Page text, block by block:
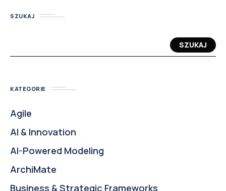
SZUKAJ
SZUKAJ
KATEGORIE
Agile
AI & Innovation
AI-Powered Modeling
ArchiMate
Business & Strategic Frameworks